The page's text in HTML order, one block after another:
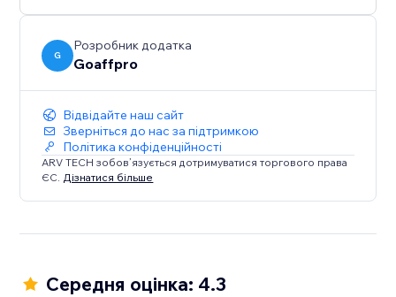
G
Розробник додатка
Goaffpro
Відвідайте наш сайт
Зверніться до нас за підтримкою
Політика конфіденційності
ARV TECH зобов’язується дотримуватися торгового права
ЄС. Дізнатися більше
Середня оцінка: 4.3